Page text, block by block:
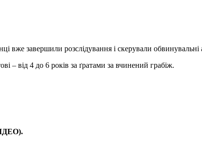
завершили розслідування і скерували обвинувальні
– від 4 до 6 років за ґратами за вчинений грабіж.